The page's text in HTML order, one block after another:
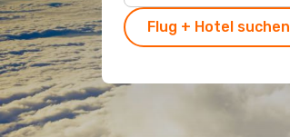
Flug + Hotel suchen